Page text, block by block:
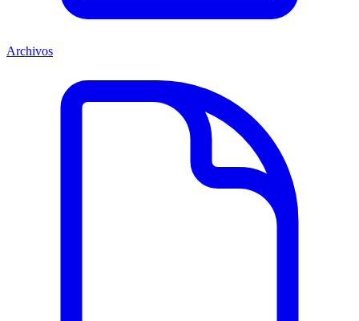
Archivos